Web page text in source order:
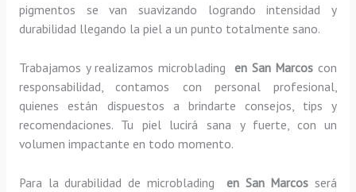
pigmentos se van suavizando logrando intensidad y
durabilidad llegando la piel a un punto totalmente sano.
Trabajamos y realizamos microblading en San Marcos con
responsabilidad, contamos con personal profesional,
quienes están dispuestos a brindarte consejos, tips y
recomendaciones. Tu piel lucirá sana y fuerte, con un
volumen impactante en todo momento.
Para la durabilidad de microblading en San Marcos será